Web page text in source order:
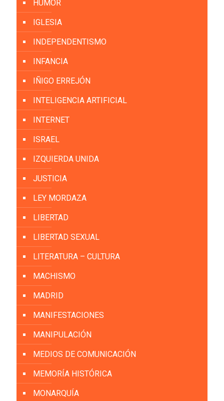
HUMOR
IGLESIA
INDEPENDENTISMO
INFANCIA
IÑIGO ERREJÓN
INTELIGENCIA ARTIFICIAL
INTERNET
ISRAEL
IZQUIERDA UNIDA
JUSTICIA
LEY MORDAZA
LIBERTAD
LIBERTAD SEXUAL
LITERATURA – CULTURA
MACHISMO
MADRID
MANIFESTACIONES
MANIPULACIÓN
MEDIOS DE COMUNICACIÓN
MEMORÍA HISTÓRICA
MONARQUÍA